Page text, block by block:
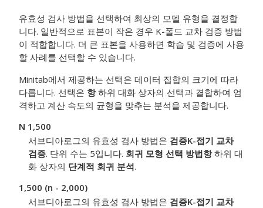
유효성 검사 방법을 선택하여 최상의 모델 유형을 결정합
니다. 일반적으로 표본이 작은 경우 K-폴드 교차 검증 방법
이 적합합니다. 더 큰 표본을 사용하면 학습 및 검증에 사용
할 사례를 선택할 수 있습니다.
Minitab에서 제공하는 선택은 데이터 집합의 크기에 따라
다릅니다. 선택은 항하위 대화 상자의 선택과 결합하여 엄
격하고 계산 속도의 균형을 맞추는 분석을 제공합니다.
N 1,500
서브디아로그의 유효성 검사 방법은 검증K-접기 교차
검증. 단위 수는 5입니다. 회귀 모형 선택 방법항하위 대
화 상자의 단계적 회귀 분석.
1,500 (n - 2,000)
서브디아로그의 유효성 검사 방법은 검증K-접기 교차